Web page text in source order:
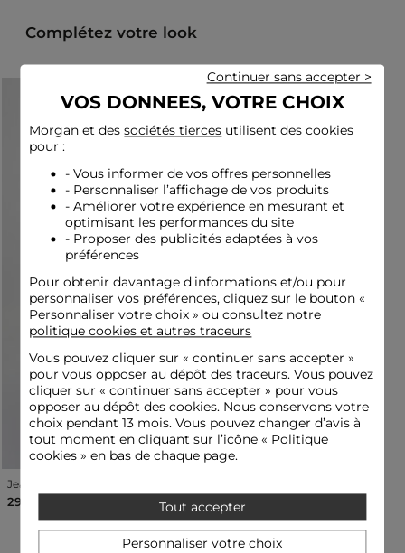
Complétez votre look
Jean large taille haute noir femme
29,00 €
VOS DONNEES, VOTRE CHOIX
Morgan et dessociétés tierces utilisent des cookies
pour :
- Vous informer de vos offres personnelles
- Personnaliser l’affichage de vos produits
- Améliorer votre expérience en mesurant et
optimisant les performances du site
- Proposer des publicités adaptées à vos
préférences
Pour obtenir davantage d'informations et/ou pour
personnaliser vos préférences, cliquez sur le bouton «
Personnaliser votre choix » ou consultez notre
politique cookies et autres traceurs
Vous pouvez cliquer sur « continuer sans accepter»
pour vous opposer au dépôt des traceurs. Vous pouvez
cliquer sur « continuer sans accepter » pour vous
opposer au dépôt des cookies. Nous conservons votre
choix pendant 13 mois. Vous pouvez changer d’avis à
tout moment en cliquant sur l’icône « Politique
cookies » en bas de chaque page.
Tout accepter
Continuer sans accepter >
Personnaliser votre choix